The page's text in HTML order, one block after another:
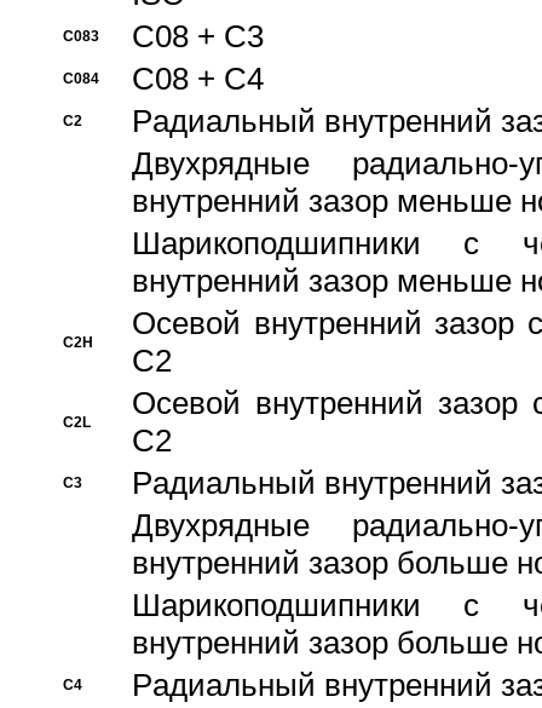
C083 C08 + C3
C084 C08 + C4
C2
Pадиальный внутренний
Двухрядные радиально-
внутренний зазор меньше
Шарикоподшипники с
внутренний зазор меньше
C2H
Осевой внутренний зазор
C2
C2L
Осевой внутренний зазор
C2
C3
Pадиальный внутренний
Двухрядные радиально-
внутренний зазор больше
Шарикоподшипники с
внутренний зазор больше
C4
Pадиальный внутренний